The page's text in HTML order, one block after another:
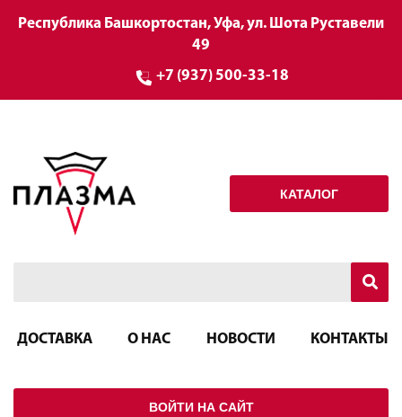
Республика Башкортостан, Уфа, ул. Шота Руставели
49
+7 (937) 500-33-18
КАТАЛОГ
ДОСТАВКА О НАС НОВОСТИ КОНТАКТЫ
ВОЙТИ НА САЙТ